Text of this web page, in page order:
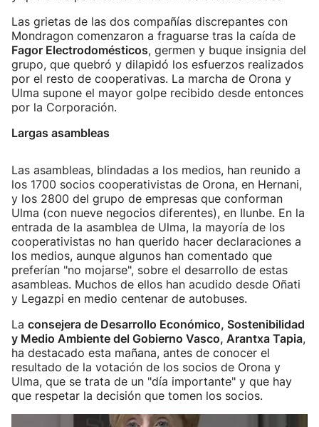
Las grietas de las dos compañías discrepantes con
Mondragon comenzaron a fraguarse tras la caída de
Fagor Electrodomésticos, germen y buque insignia del
grupo, que quebró y dilapidó los esfuerzos realizados
por el resto de cooperativas. La marcha de Orona y
Ulma supone el mayor golpe recibido desde entonces
por la Corporación.
Largas asambleas
Las asambleas, blindadas a los medios, han reunido a
los 1700 socios cooperativistas de Orona, en Hernani,
y los 2800 del grupo de empresas que conforman
Ulma (con nueve negocios diferentes), en Ilunbe. En la
entrada de la asamblea de Ulma, la mayoría de los
cooperativistas no han querido hacer declaraciones a
los medios, aunque algunos han comentado que
preferían "no mojarse", sobre el desarrollo de estas
asambleas. Muchos de ellos han acudido desde Oñati
y Legazpi en medio centenar de autobuses.
La consejera de Desarrollo Económico, Sostenibilidad
y Medio Ambiente del Gobierno Vasco, Arantxa Tapia,
ha destacado esta mañana, antes de conocer el
resultado de la votación de los socios de Orona y
Ulma, que se trata de un "día importante" y que hay
que respetar la decisión que tomen los socios.